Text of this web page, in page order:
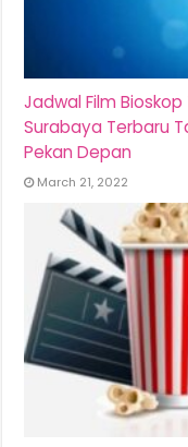
Jadwal Film
Surabaya Terbaru
Pekan Depan
March 21, 2022